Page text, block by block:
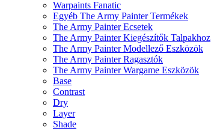
Warpaints Fanatic
Egyéb The Army Painter Termékek
The Army Painter Ecsetek
The Army Painter Kiegészítők Talpakhoz
The Army Painter Modellező Eszközök
The Army Painter Ragasztók
The Army Painter Wargame Eszközök
Base
Contrast
Dry
Layer
Shade